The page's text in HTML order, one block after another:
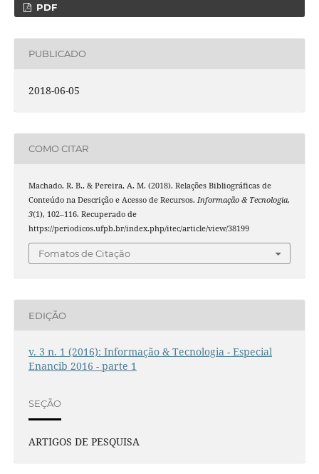
PDF
PUBLICADO
2018-06-05
COMO CITAR
Machado, R. B., & Pereira, A. M. (2018). Relações Bibliográficas de
Conteúdo na Descrição e Acesso de Recursos. Informação & Tecnologia,
3(1), 102–116. Recuperado de
https://periodicos.ufpb.br/index.php/itec/article/view/38199
Fomatos de Citação
EDIÇÃO
v. 3 n. 1 (2016): Informação & Tecnologia - Especial
Enancib 2016 - parte 1
SEÇÃO
ARTIGOS DE PESQUISA